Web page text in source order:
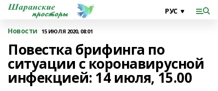
Новости 15 ИЮЛЯ 2020, 08:01
Повестка брифинга по
ситуации с коронавирусной
инфекцией: 14 июля, 15.00